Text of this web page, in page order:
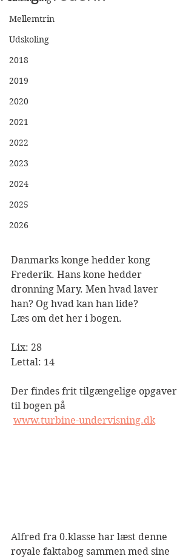
Mellemtrin
Udskoling
2018
2019
2020
2021
2022
2023
2024
2025
2026
Danmarks konge hedder kong
Frederik. Hans kone hedder
dronning Mary. Men hvad laver
han? Og hvad kan han lide?
Læs om det her i bogen.
Lix: 28
Lettal: 14
Der findes frit tilgængelige opgaver
til bogen på
www.turbine-undervisning.dk
Alfred fra 0.klasse har læst denne
royale faktabog sammen med sine